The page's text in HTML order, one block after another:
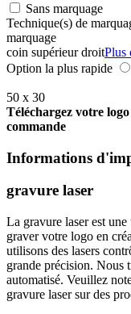
Sans marquage
Technique(s) de
marquage
coin supérieur droitPlus
Option la plus rapide
50 x 30
Téléchargez votre
commande
Informations
gravure laser
La gravure laser est
graver votre logo en
utilisons des lasers
grande précision. Nous
automatisé. Veuillez
gravure laser sur des